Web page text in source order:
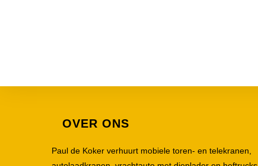
OVER ONS
Paul de Koker verhuurt mobiele toren- en telekranen,